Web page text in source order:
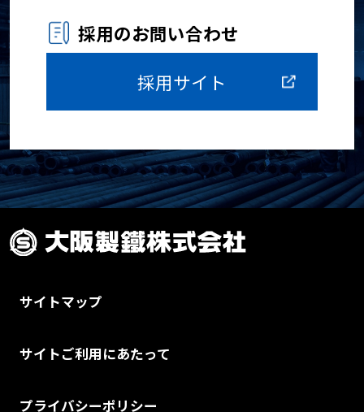
採用のお問い合わせ
採用サイト
サイトマップ
サイトご利用にあたって
プライバシーポリシー